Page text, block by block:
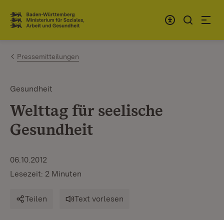
Zum Inhalt springen
Link zur Startseite
Pressemitteilungen
Gesundheit
Welttag für seelische
Gesundheit
06.10.2012
Lesezeit: 2 Minuten
Teilen Text vorlesen